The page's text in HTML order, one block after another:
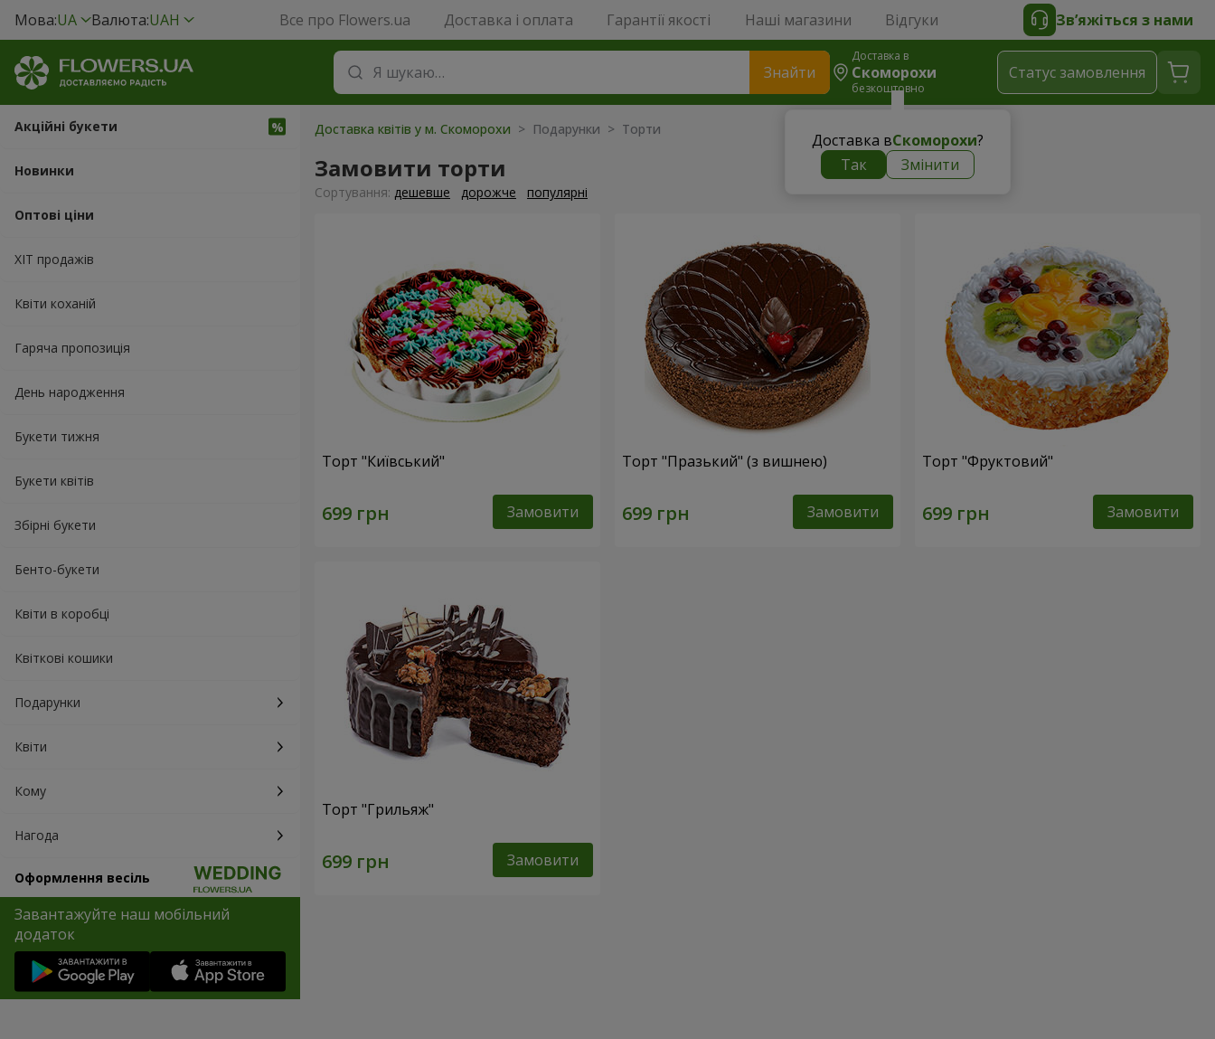
Мова:UA Валюта:UAH Все про Flowers.ua Доставка і оплата Гарантії якості Наші магазини Відгуки Зв’яжіться з нами
Знайти
Доставка в
Скоморохи
безкоштовно
Доставка вСкоморохи?
Так
Змінити
Статус замовлення
Акційні букети
Новинки
Оптові ціни
ХІТ продажів
Квіти коханій
Гаряча пропозиція
День народження
Букети тижня
Букети квітів
Збірні букети
Бенто-букети
Квіти в коробці
Квіткові кошики
Подарунки
Квіти
Кому
Нагода
Оформлення весіль
Завантажуйте наш мобільний
додаток
Доставка квітів у м. Скоморохи > Подарунки > Торти
Замовити торти
Сортування: дешевше дорожче популярні
Торт "Київський"
Замовити
Торт "Празький" (з вишнею)
Замовити
Торт "Фруктовий"
Замовити
Торт "Грильяж"
Замовити